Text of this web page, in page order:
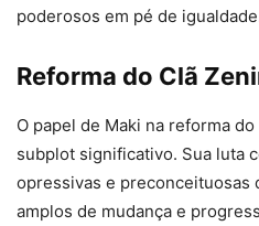
poderosos em pé de
Reforma do Clã
O papel de Maki na reforma do
subplot significativo. Sua luta
opressivas e preconceituosas
amplos de mudança e